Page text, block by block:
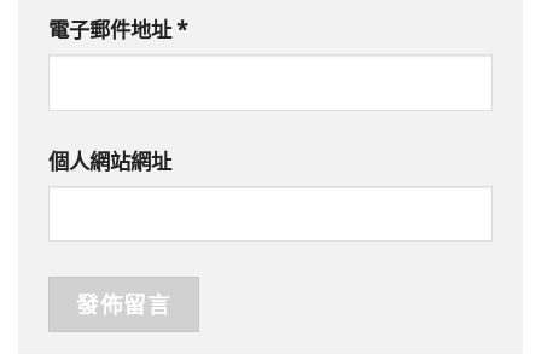
電子郵件地址*
個人網站網址